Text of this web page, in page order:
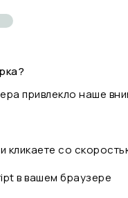
привлекло наше
кликаете со
в вашем браузере